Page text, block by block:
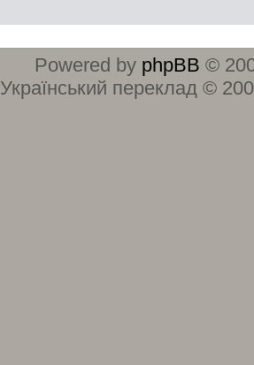
Powered by phpBB ©
Український переклад ©